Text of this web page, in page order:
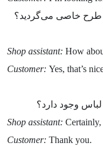
طرح خاصی می‌گردید؟
Shop assistant: How
Customer: Yes, that’s
وجود دارد؟
Shop assistant: Certainly,
Customer: Thank you.